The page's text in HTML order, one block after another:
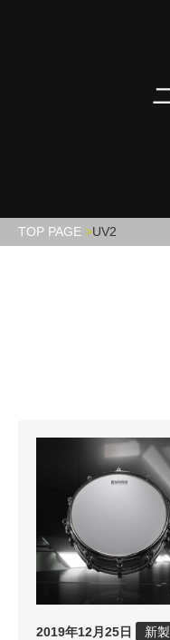
TOP PAGE UV2
2019年12月25日 新